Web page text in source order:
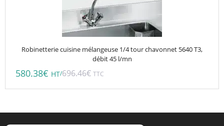
Robinetterie cuisine mélangeuse 1/4 tour chavonnet 5640 T3,
débit 45 l/mn
580.38€ HT/696.46€ TTC